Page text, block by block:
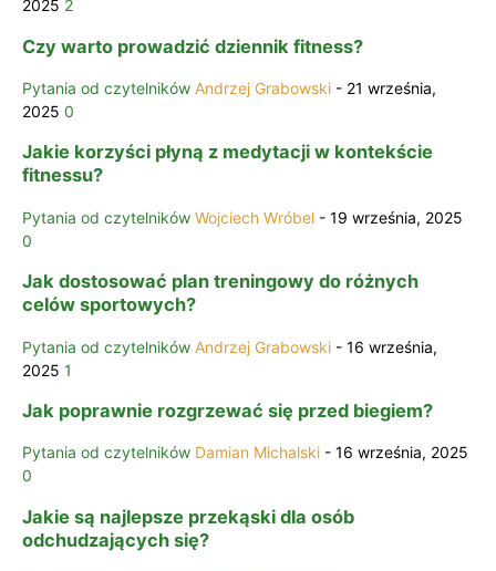
2025 2
Czy warto prowadzić dziennik fitness?
Pytania od czytelników Andrzej Grabowski - 21 września,
2025 0
Jakie korzyści płyną z medytacji w kontekście
fitnessu?
Pytania od czytelników Wojciech Wróbel - 19 września, 2025
0
Jak dostosować plan treningowy do różnych
celów sportowych?
Pytania od czytelników Andrzej Grabowski - 16 września,
2025 1
Jak poprawnie rozgrzewać się przed biegiem?
Pytania od czytelników Damian Michalski - 16 września, 2025
0
Jakie są najlepsze przekąski dla osób
odchudzających się?